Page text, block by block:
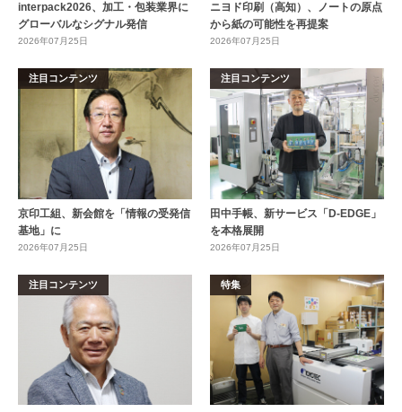
interpack2026、加工・包装業界に
グローバルなシグナル発信
2026年07月25日
ニヨド印刷（高知）、ノートの原点
から紙の可能性を再提案
2026年07月25日
注目コンテンツ
京印工組、新会館を「情報の受発信
基地」に
2026年07月25日
注目コンテンツ
田中手帳、新サービス「D-EDGE」
を本格展開
2026年07月25日
注目コンテンツ 特集